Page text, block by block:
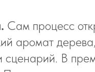
Сам процесс
аромат
сценарий. В